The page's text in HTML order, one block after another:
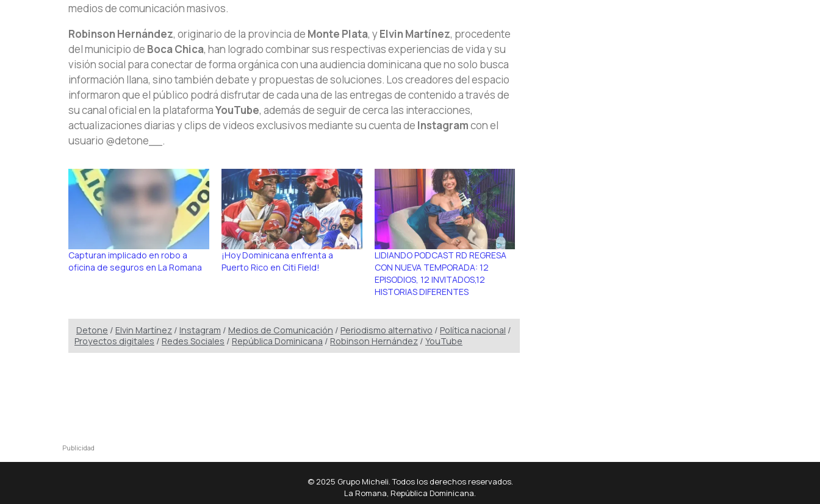
medios de comunicación masivos.
Robinson Hernández, originario de la provincia de Monte Plata, yElvin Martínez, procedente
del municipio de Boca Chica, han logrado combinar sus respectivas experiencias de vida y su
visión social para conectar de forma orgánica con una audiencia dominicana que no solo busca
información llana, sino también debate y propuestas de soluciones. Los creadores del espacio
informaron que el público podrá disfrutar de cada una de las entregas de contenido a través de
su canal oficial en la plataformaYouTube, además de seguir de cerca las interacciones,
actualizaciones diarias y clips de videos exclusivos mediante su cuenta de Instagramcon el
usuario @detone__.
Capturan implicado en robo a
oficina de seguros en La Romana
¡Hoy Dominicana enfrenta a
Puerto Rico en Citi Field!
LIDIANDO PODCAST RD REGRESA
CON NUEVA TEMPORADA: 12
EPISODIOS, 12 INVITADOS,12
HISTORIAS DIFERENTES
Detone / Elvin Martínez / Instagram / Medios de Comunicación / Periodismo alternativo / Política nacional /
Proyectos digitales / Redes Sociales / República Dominicana / Robinson Hernández / YouTube
Publicidad
© 2025 Grupo Micheli. Todos los derechos reservados.
La Romana, República Dominicana.